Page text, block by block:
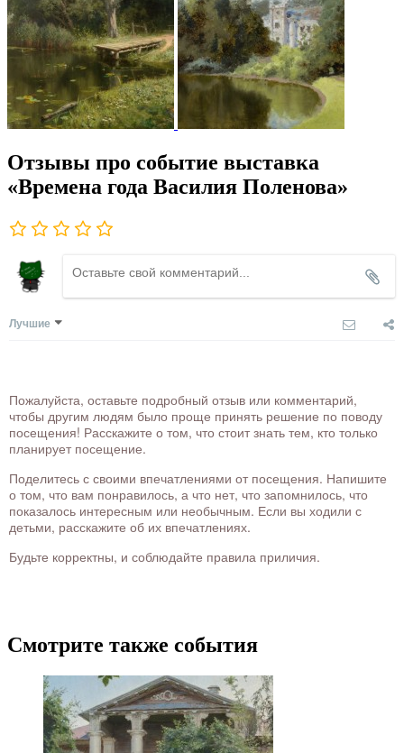
Отзывы про событие выставка
«Времена года Василия Поленова»
Лучшие
Пожалуйста, оставьте подробный отзыв или комментарий,
чтобы другим людям было проще принять решение по поводу
посещения! Расскажите о том, что стоит знать тем, кто только
планирует посещение.
Поделитесь с своими впечатлениями от посещения. Напишите
о том, что вам понравилось, а что нет, что запомнилось, что
показалось интересным или необычным. Если вы ходили с
детьми, расскажите об их впечатлениях.
Будьте корректны, и соблюдайте правила приличия.
Смотрите также события